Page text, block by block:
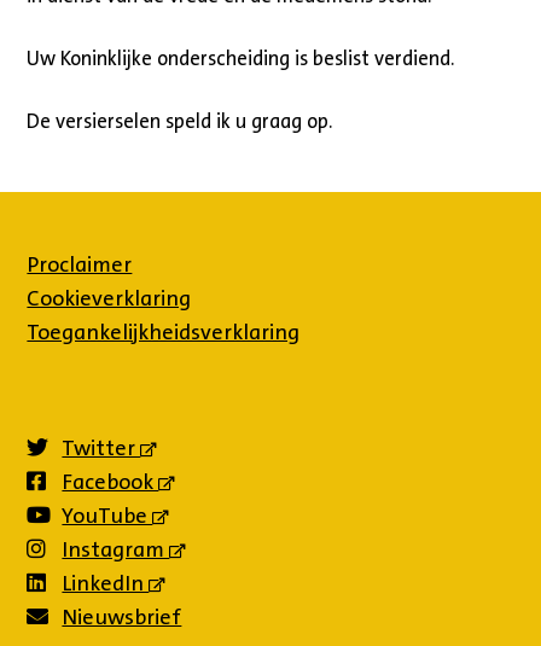
Uw Koninklijke onderscheiding is beslist verdiend.
De versierselen speld ik u graag op.
Proclaimer
Cookieverklaring
Toegankelijkheidsverklaring
Twitter
(externe
Facebook
(externe
YouTube
(externe
Instagram
(externe
LinkedIn
(externe
link)
Nieuwsbrief